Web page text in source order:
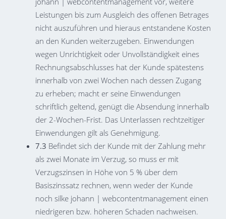
Leistungen bis zum Ausgleich des offenen Betrages
nicht auszuführen und hieraus entstandene Kosten
an den Kunden weiterzugeben. Einwendungen
wegen Unrichtigkeit oder Unvollständigkeit eines
Rechnungsabschlusses hat der Kunde spätestens
innerhalb von zwei Wochen nach dessen Zugang
zu erheben; macht er seine Einwendungen
schriftlich geltend, genügt die Absendung innerhalb
der 2-Wochen-Frist. Das Unterlassen rechtzeitiger
Einwendungen gilt als Genehmigung.
7.3 Befindet sich der Kunde mit der Zahlung mehr
als zwei Monate im Verzug, so muss er mit
Verzugszinsen in Höhe von 5 % über dem
Basiszinssatz rechnen, wenn weder der Kunde
noch silke johann | webcontentmanagement einen
niedrigeren bzw. höheren Schaden nachweisen.